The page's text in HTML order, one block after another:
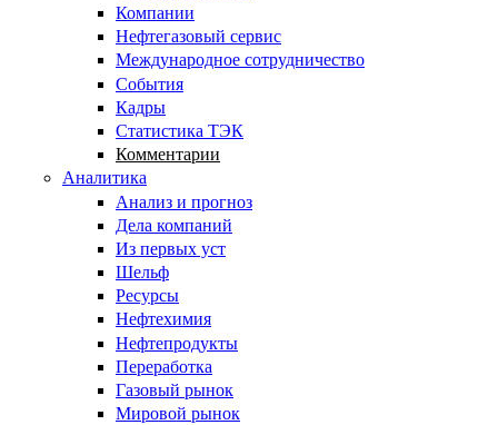
Компании
Нефтегазовый сервис
Международное сотрудничество
События
Кадры
Статистика ТЭК
Комментарии
Аналитика
Анализ и прогноз
Дела компаний
Из первых уст
Шельф
Ресурсы
Нефтехимия
Нефтепродукты
Переработка
Газовый рынок
Мировой рынок